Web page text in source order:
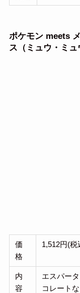
ポケモン meets
ス（ミュウ・ミュ
価
格
1,512円(税
内
容
エスパー
コレート